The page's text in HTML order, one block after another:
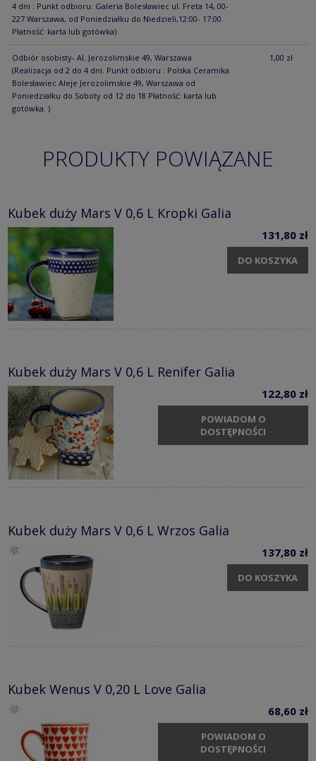
4 dni . Punkt odbioru: Galeria Bolesławiec ul. Freta 14, 00-
227 Warszawa, od Poniedziałku do Niedzieli,12:00- 17:00.
Płatność: karta lub gotówka)
Odbiór osobisty- Al. Jerozolimskie 49, Warszawa
(Realizacja od 2 do 4 dni. Punkt odbioru : Polska Ceramika
Bolesławiec Aleje Jerozolimskie 49, Warszawa od
Poniedziałku do Soboty od 12 do 18 Płatność: karta lub
gotówka. )
1,00 zł
PRODUKTY POWIĄZANE
Kubek duży Mars V 0,6 L Kropki Galia
131,80 zł
DO KOSZYKA
Kubek duży Mars V 0,6 L Renifer Galia
122,80 zł
POWIADOM O
DOSTĘPNOŚCI
Kubek duży Mars V 0,6 L Wrzos Galia
137,80 zł
DO KOSZYKA
Kubek Wenus V 0,20 L Love Galia
68,60 zł
POWIADOM O
DOSTĘPNOŚCI